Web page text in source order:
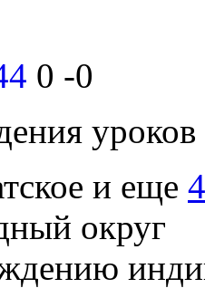
0 -0
уроков
и еще
округ